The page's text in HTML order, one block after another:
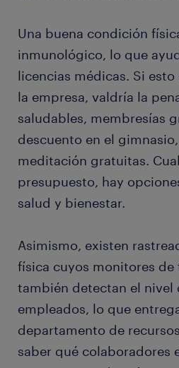
Una buena condición
inmunológico, lo que
licencias médicas. Si
la empresa, valdría la
saludables, membresías
descuento en el
meditación gratuitas.
presupuesto, hay
salud y bienestar.
Asimismo, existen
física cuyos monitores de
también detectan el nivel
empleados, lo que
departamento de
saber qué colaboradores